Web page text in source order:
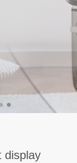
display